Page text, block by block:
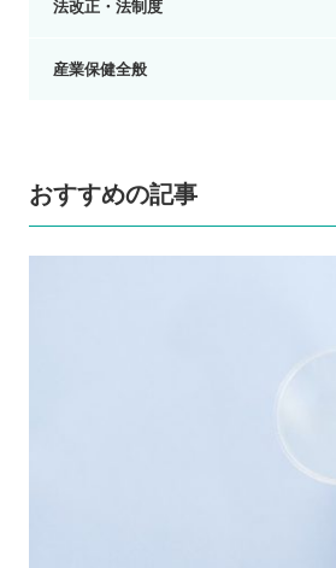
法改正・法制度
産業保健全般
おすすめの記事